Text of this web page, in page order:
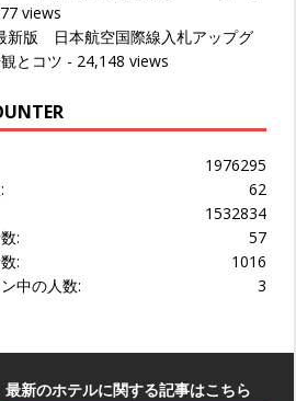
views
新版 日本航空国際線入札アップグ
とコツ - 24,148 views
1976295
62
1532834
57
:
1016
:
3
中の人数:
最新のホテルに関する記事はこちら